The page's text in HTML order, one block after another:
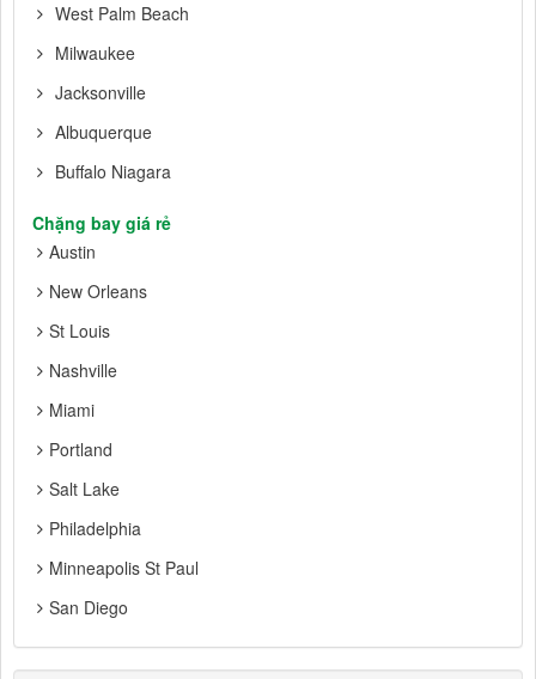
West Palm Beach
Milwaukee
Jacksonville
Albuquerque
Buffalo Niagara
Chặng bay giá rẻ
Austin
New Orleans
St Louis
Nashville
Miami
Portland
Salt Lake
Philadelphia
Minneapolis St Paul
San Diego